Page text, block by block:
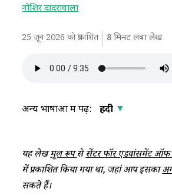
नोशिर दादरावाला
25 जून 2026 को प्रकाशित 8मिनट लंबा लेख
अन्य भाषाओं में पढ़ें: हिंदी
यह लेखमूल रूपसेसेंटर फॉर एडवांसमेंट ऑफ
में प्रकाशित किया गया था, जहां आप इसका
सकते हैं।